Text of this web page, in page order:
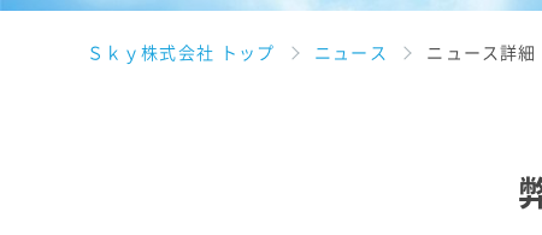
Ｓｋｙ株式会社 トップ ニュース ニュース詳細